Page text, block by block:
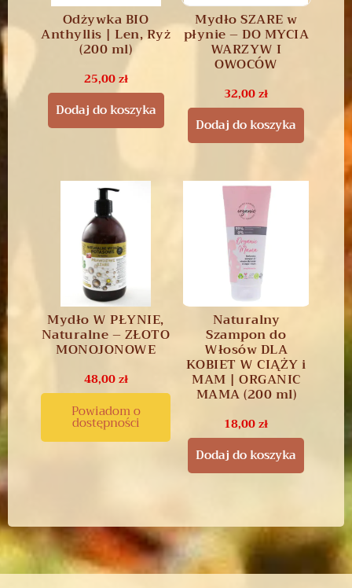
Odżywka BIO
Anthyllis | Len, Ryż
(200 ml)
25,00zł
Dodaj do koszyka
Mydło SZARE w
płynie – DO MYCIA
WARZYW I
OWOCÓW
32,00zł
Dodaj do koszyka
Mydło W PŁYNIE,
Naturalne – ZŁOTO
MONOJONOWE
48,00zł
Powiadom o
dostępności
Naturalny
Szampon do
Włosów DLA
KOBIET W CIĄŻY i
MAM | ORGANIC
MAMA (200 ml)
18,00zł
Dodaj do koszyka